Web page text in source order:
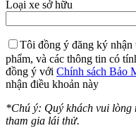
Loại xe sở hữu
Tôi đồng ý đăng ký nhận
phẩm, và các thông tin có
đồng ý với Chính sách Bảo
nhận điều khoản này
*Chú ý: Quý khách vui lòng
tham gia lái thử.